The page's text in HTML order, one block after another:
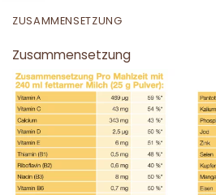
ZUSAMMENSETZUNG
Zusammensetzung